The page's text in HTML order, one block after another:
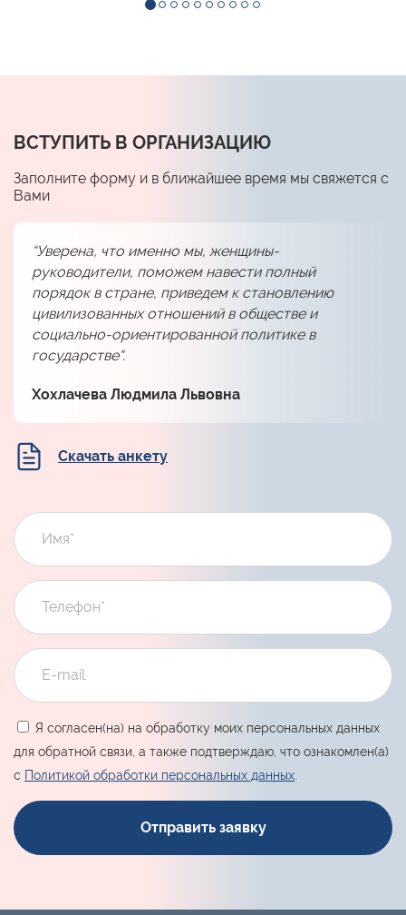
ВСТУПИТЬ В ОРГАНИЗАЦИЮ
Заполните форму и в ближайшее время мы свяжется с
Вами
“Уверена, что именно мы, женщины-
руководители, поможем навести полный
порядок в стране, приведем к становлению
цивилизованных отношений в обществе и
социально-ориентированной политике в
государстве“.
Хохлачева Людмила Львовна
Скачать анкету
Я согласен(на) на обработку моих персональных данных
для обратной связи, а также подтверждаю, что ознакомлен(а)
с Политикой обработки персональных данных